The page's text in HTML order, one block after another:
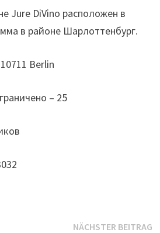
Jure DiVino расположен в
в районе Шарлоттенбург.
Berlin
– 25
NÄCHSTER BEITRAG